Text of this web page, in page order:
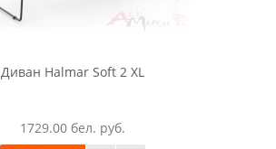
Диван Halmar Soft 2 XL
1729.00 бел. руб.